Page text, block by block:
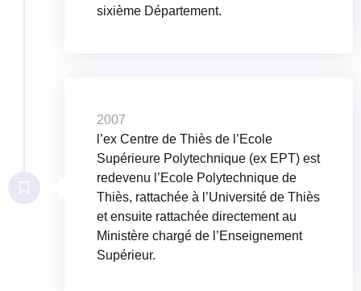
sixième Département.
2007
l’ex Centre de Thiès de l’Ecole
Supérieure Polytechnique (ex EPT) est
redevenu l’Ecole Polytechnique de
Thiès, rattachée à l’Université de Thiès
et ensuite rattachée directement au
Ministère chargé de l’Enseignement
Supérieur.